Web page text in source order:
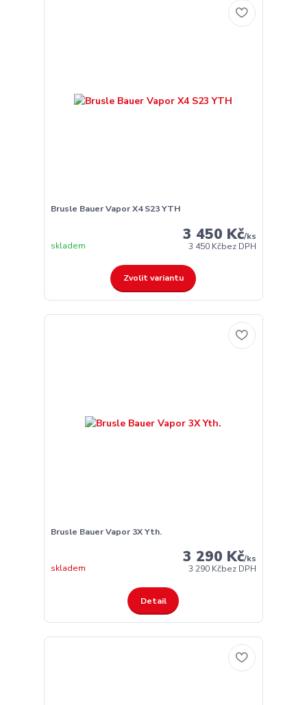
Brusle Bauer Vapor X4 S23 YTH
3 450 Kč/ks
3 450 Kčbez DPH
skladem
Zvolit variantu
Brusle Bauer Vapor 3X Yth.
3 290 Kč/ks
3 290 Kčbez DPH
skladem
Detail